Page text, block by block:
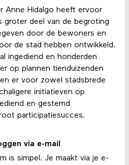
Anne Hidalgo heeft ervoor
groter deel van de begroting
door de bewoners en
de stad hebben ontwikkeld.
ingediend en honderden
op plannen tienduizenden
er voor zowel stadsbrede
initiatieven op
en gestemd
participatiesucces.
via e-mail
is simpel. Je maakt via je e-